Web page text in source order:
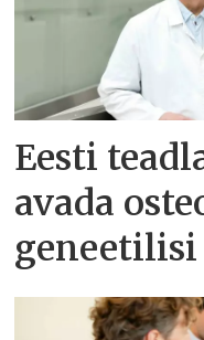
Eesti
avada
geneetilisi